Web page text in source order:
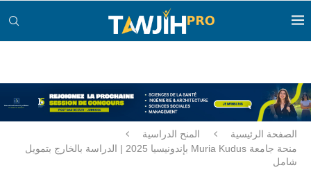
الصفحة الرئيسية
المنح الدراسية
منحة جامعة Muria Kudus بإندونيسيا 2025 | الدراسة بالخارج بتمويل
شامل